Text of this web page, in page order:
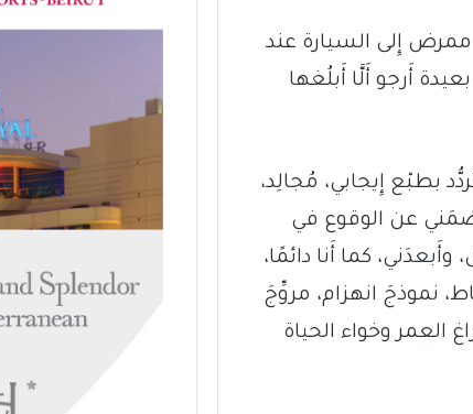
ممرض إِلى السيارة عند
أَرجو أَلَّا أَبلُغها
بطبْع إِيجابي، مُجالِد،
عن الوقوع في
كما أَنا دائمًا،
نموذجَ انهزام، مروِّجَ
العمر وخواء الحياة